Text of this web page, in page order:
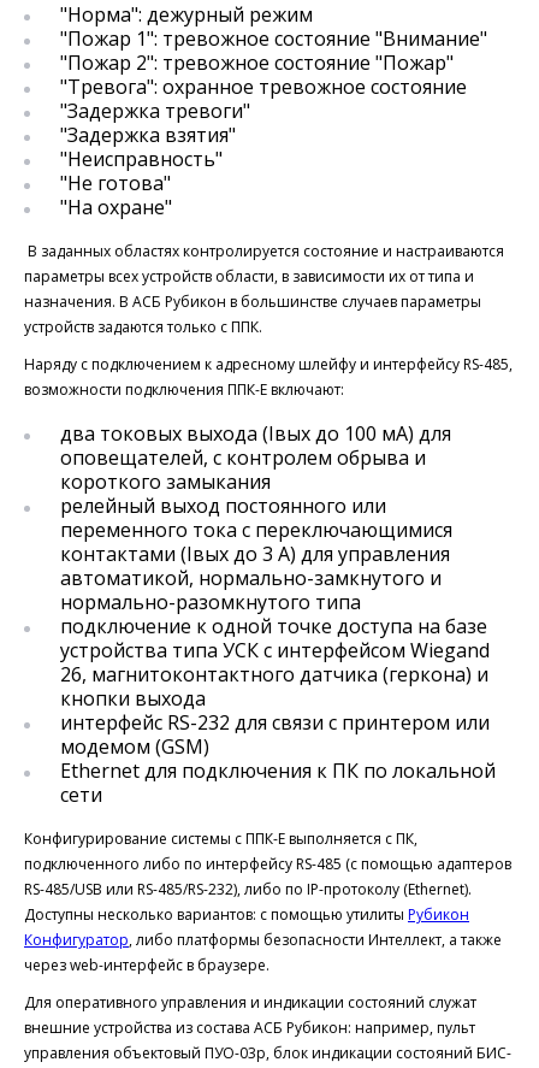
"Норма": дежурный режим
"Пожар 1": тревожное состояние "Внимание"
"Пожар 2": тревожное состояние "Пожар"
"Тревога": охранное тревожное состояние
"Задержка тревоги"
"Задержка взятия"
"Неисправность"
"Не готова"
"На охране"
В заданных областях контролируется состояние и настраиваются
параметры всех устройств области, в зависимости их от типа и
назначения. В АСБ Рубикон в большинстве случаев параметры
устройств задаются только с ППК.
Наряду с подключением к адресному шлейфу и интерфейсу RS-485,
возможности подключения ППК-Е включают:
два токовых выхода (Iвых до 100 мА) для
оповещателей, с контролем обрыва и
короткого замыкания
релейный выход постоянного или
переменного тока с переключающимися
контактами (Iвых до 3 А) для управления
автоматикой, нормально-замкнутого и
нормально-разомкнутого типа
подключение к одной точке доступа на базе
устройства типа УСК с интерфейсом Wiegand
26, магнитоконтактного датчика (геркона) и
кнопки выхода
интерфейс RS-232 для связи с принтером или
модемом (GSM)
Ethernet для подключения к ПК по локальной
сети
Конфигурирование системы с ППК-Е выполняется с ПК,
подключенного либо по интерфейсу RS-485 (с помощью адаптеров
RS-485/USB или RS-485/RS-232), либо по IP-протоколу (Ethernet).
Доступны несколько вариантов: с помощью утилиты Рубикон
Конфигуратор, либо платформы безопасности Интеллект, а также
через web-интерфейс в браузере.
Для оперативного управления и индикации состояний служат
внешние устройства из состава АСБ Рубикон: например, пульт
управления объектовый ПУО-03р, блок индикации состояний БИС-